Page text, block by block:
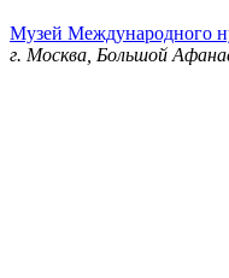
Музей Международного
г. Москва, Большой